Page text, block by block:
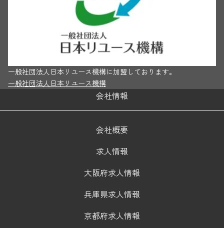
一般社団法人日本リユース機構に加盟しております。
一般社団法人日本リユース機構
会社情報
会社概要
求人情報
大阪府求人情報
兵庫県求人情報
京都府求人情報